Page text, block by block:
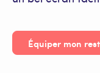
Équiper mon